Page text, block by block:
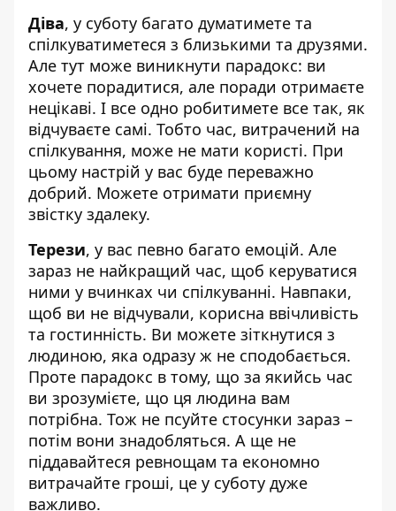
Діва, у суботу багато думатимете та
спілкуватиметеся з близькими та друзями.
Але тут може виникнути парадокс: ви
хочете порадитися, але поради отримаєте
нецікаві. І все одно робитимете все так, як
відчуваєте самі. Тобто час, витрачений на
спілкування, може не мати користі. При
цьому настрій у вас буде переважно
добрий. Можете отримати приємну
звістку здалеку.
Терези, у вас певно багато емоцій. Але
зараз не найкращий час, щоб керуватися
ними у вчинках чи спілкуванні. Навпаки,
щоб ви не відчували, корисна ввічливість
та гостинність. Ви можете зіткнутися з
людиною, яка одразу ж не сподобається.
Проте парадокс в тому, що за якийсь час
ви зрозумієте, що ця людина вам
потрібна. Тож не псуйте стосунки зараз –
потім вони знадобляться. А ще не
піддавайтеся ревнощам та економно
витрачайте гроші, це у суботу дуже
важливо.